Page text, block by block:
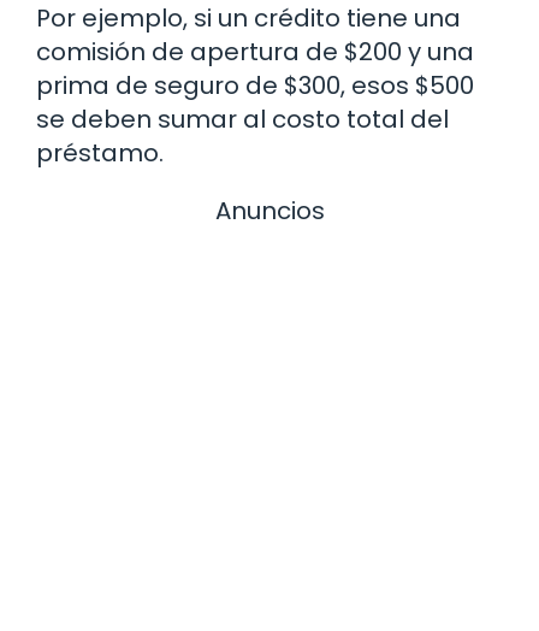
Por ejemplo, si un crédito tiene una
comisión de apertura de $200 y una
prima de seguro de $300, esos $500
se deben sumar al costo total del
préstamo.
Anuncios